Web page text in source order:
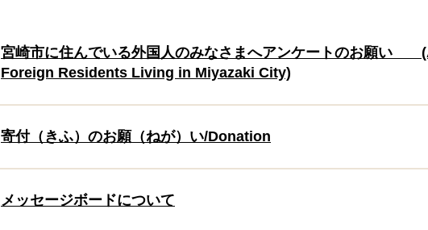
宮崎市に住んでいる外国人のみなさまへアンケートのお願い
Foreign Residents Living in Miyazaki City)
寄付（きふ）のお願（ねが）い/Donation
メッセージボードについて